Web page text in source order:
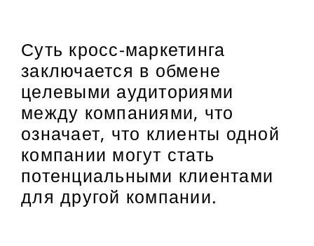
Суть кросс-маркетинга
заключается в обмене
целевыми аудиториями
между компаниями, что
означает, что клиенты одной
компании могут стать
потенциальными клиентами
для другой компании.